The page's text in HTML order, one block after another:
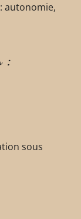
: autonomie,
:
sous